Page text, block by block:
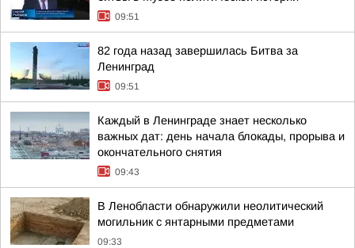
09:51
82 года назад завершилась Битва за
Ленинград
09:51
Каждый в Ленинграде знает несколько
важных дат: день начала блокады, прорыва и
окончательного снятия
09:43
В Ленобласти обнаружили неолитический
могильник с янтарными предметами
09:33